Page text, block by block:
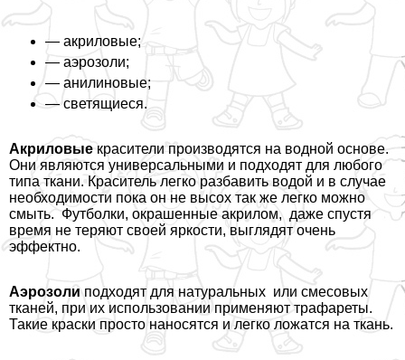
— акриловые;
— аэрозоли;
— анилиновые;
— светящиеся.
Акриловые красители производятся на водной основе.
Они являются универсальными и подходят для любого
типа ткани. Краситель легко разбавить водой и в случае
необходимости пока он не высох так же легко можно
смыть. Футболки, окрашенные акрилом, даже спустя
время не теряют своей яркости, выглядят очень
эффектно.
Аэрозолиподходят для натуральных или смесовых
тканей, при их использовании применяют трафареты.
Такие краски просто наносятся и легко ложатся на ткань.